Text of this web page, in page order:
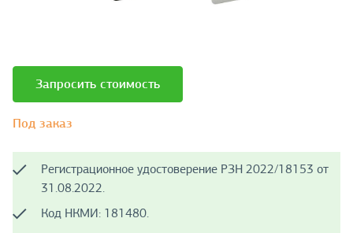
Запросить стоимость
Под заказ
Регистрационное удостоверение РЗН 2022/18153 от
31.08.2022.
Код НКМИ: 181480.